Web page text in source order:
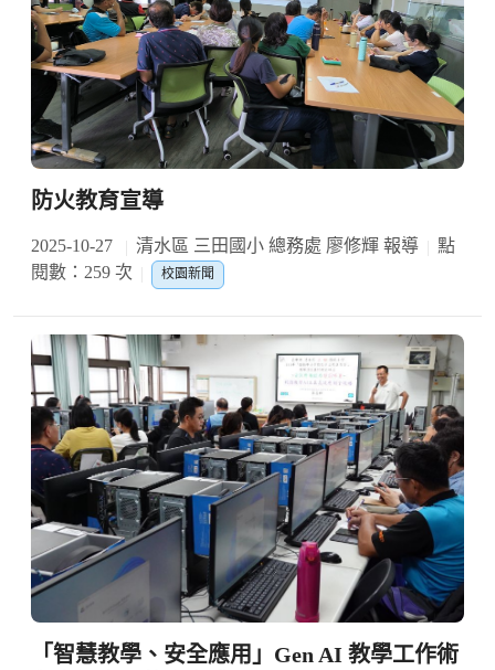
防火教育宣導
2025-10-27 清水區 三田國小 總務處 廖修輝 報導
點
閱數：259 次
校園新聞
「智慧教學、安全應用」Gen AI 教學工作術